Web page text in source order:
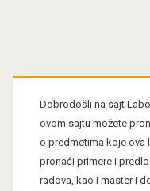
Primary
Sidebar
Dobrodošli na sajt
ovom sajtu možete
o predmetima koje ova
pronaći primere i
radova, kao i master i